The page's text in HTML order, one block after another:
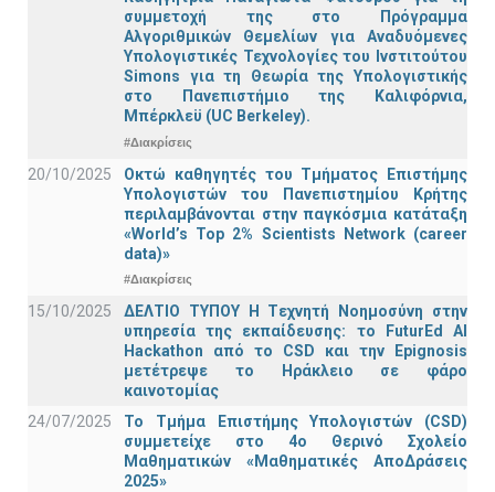
συμμετοχή της στο Πρόγραμμα
Αλγοριθμικών Θεμελίων για Αναδυόμενες
Υπολογιστικές Τεχνολογίες του Ινστιτούτου
Simons για τη Θεωρία της Υπολογιστικής
στο Πανεπιστήμιο της Καλιφόρνια,
Μπέρκλεϋ (UC Berkeley).
#Διακρίσεις
20/10/2025
Οκτώ καθηγητές του Τμήματος Επιστήμης
Υπολογιστών του Πανεπιστημίου Κρήτης
περιλαμβάνονται στην παγκόσμια κατάταξη
«World’s Top 2% Scientists Network (career
data)»
#Διακρίσεις
15/10/2025
ΔΕΛΤΙΟ ΤΥΠΟΥ H Tεχνητή Νοημοσύνη στην
υπηρεσία της εκπαίδευσης: το FuturEd AI
Hackathon από το CSD και την Epignosis
μετέτρεψε το Ηράκλειο σε φάρο
καινοτομίας
24/07/2025
Το Τμήμα Επιστήμης Υπολογιστών (CSD)
συμμετείχε στο 4ο Θερινό Σχολείο
Μαθηματικών «Μαθηματικές ΑποΔράσεις
2025»